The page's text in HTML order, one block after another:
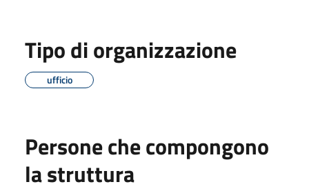
Tipo di organizzazione
ufficio
Persone che compongono
la struttura